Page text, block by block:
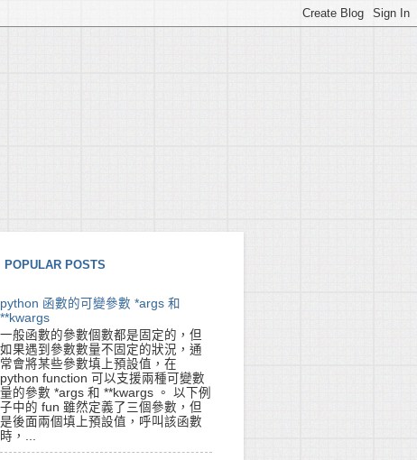
POPULAR POSTS
python 函數的可變參數 *args 和
**kwargs
一般函數的參數個數都是固定的，但
如果遇到參數數量不固定的狀況，通
常會將某些參數填上預設值，在
python function 可以支援兩種可變數
量的參數 *args 和 **kwargs 。 以下例
子中的 fun 雖然定義了三個參數，但
是後面兩個填上預設值，呼叫該函數
時，...